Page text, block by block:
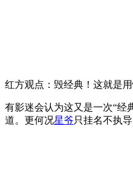
红方观点：毁经典！这就是
有影迷会认为这又是一次“经
道。更何况星爷只挂名不执